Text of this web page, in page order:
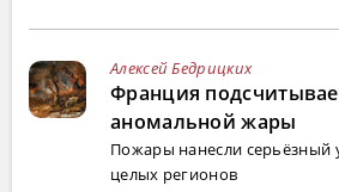
Алексей Бедрицких
Франция
аномальной жары
Пожары нанесли серьёзный
целых регионов